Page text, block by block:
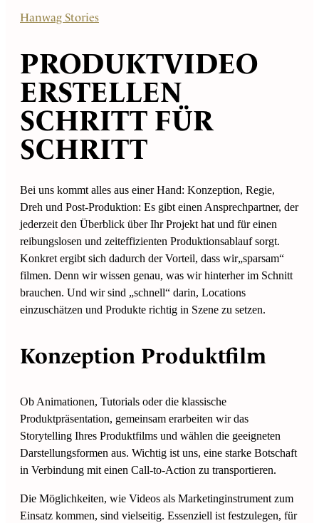
Hanwag Stories
PRODUKTVIDEO
ERSTELLEN
SCHRITT FÜR
SCHRITT
Bei uns kommt alles aus einer Hand: Konzeption, Regie,
Dreh und Post-Produktion: Es gibt einen Ansprechpartner, der
jederzeit den Überblick über Ihr Projekt hat und für einen
reibungslosen und zeiteffizienten Produktionsablauf sorgt.
Konkret ergibt sich dadurch der Vorteil, dass wir„sparsam“
filmen. Denn wir wissen genau, was wir hinterher im Schnitt
brauchen. Und wir sind „schnell“ darin, Locations
einzuschätzen und Produkte richtig in Szene zu setzen.
Konzeption Produktfilm
Ob Animationen, Tutorials oder die klassische
Produktpräsentation, gemeinsam erarbeiten wir das
Storytelling Ihres Produktfilms und wählen die geeigneten
Darstellungsformen aus. Wichtig ist uns, eine starke Botschaft
in Verbindung mit einen Call-to-Action zu transportieren.
Die Möglichkeiten, wie Videos als Marketinginstrument zum
Einsatz kommen, sind vielseitig. Essenziell ist festzulegen, für